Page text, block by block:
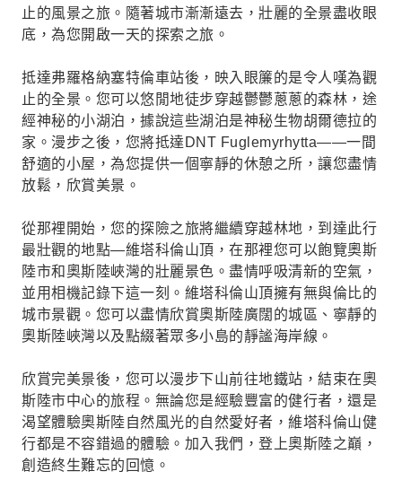
止的風景之旅。隨著城市漸漸遠去，壯麗的全景盡收眼
底，為您開啟一天的探索之旅。
抵達弗羅格納塞特倫車站後，映入眼簾的是令人嘆為觀
止的全景。您可以悠閒地徒步穿越鬱鬱蔥蔥的森林，途
經神秘的小湖泊，據說這些湖泊是神秘生物胡爾德拉的
家。漫步之後，您將抵達DNT Fuglemyrhytta——一間
舒適的小屋，為您提供一個寧靜的休憩之所，讓您盡情
放鬆，欣賞美景。
從那裡開始，您的探險之旅將繼續穿越林地，到達此行
最壯觀的地點—維塔科倫山頂，在那裡您可以飽覽奧斯
陸市和奧斯陸峽灣的壯麗景色。盡情呼吸清新的空氣，
並用相機記錄下這一刻。維塔科倫山頂擁有無與倫比的
城市景觀。您可以盡情欣賞奧斯陸廣闊的城區、寧靜的
奧斯陸峽灣以及點綴著眾多小島的靜謐海岸線。
欣賞完美景後，您可以漫步下山前往地鐵站，結束在奧
斯陸市中心的旅程。無論您是經驗豐富的健行者，還是
渴望體驗奧斯陸自然風光的自然愛好者，維塔科倫山健
行都是不容錯過的體驗。加入我們，登上奧斯陸之巔，
創造終生難忘的回憶。